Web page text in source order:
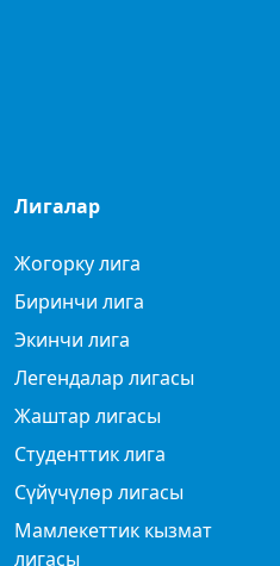
Лигалар
Жогорку лига
Биринчи лига
Экинчи лига
Легендалар лигасы
Жаштар лигасы
Студенттик лига
Сүйүчүлөр лигасы
Мамлекеттик кызмат
лигасы